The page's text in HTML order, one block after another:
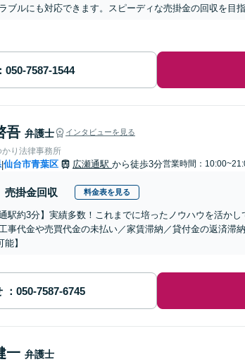
ブルにも対応できます。スピーディな売掛金の回収を目
吾 弁護士 インタビューを見る
り法律事務所
|仙台市青葉区 広瀬通駅 から徒歩3分営業時間：
売掛金回収 料金表を見る
通駅約3分】実績多数！これまでに培ったノウハウを活か
事代金や売買代金の未払い／家賃滞納／貸付金の返済滞
能】
一 弁護士